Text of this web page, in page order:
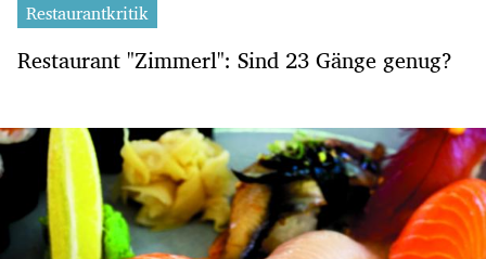
Restaurantkritik
Restaurant "Zimmerl": Sind 23 Gänge genug?